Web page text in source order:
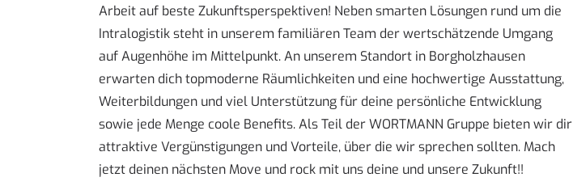
Arbeit auf beste Zukunftsperspektiven! Neben smarten Lösungen rund um die
Intralogistik steht in unserem familiären Team der wertschätzende Umgang
auf Augenhöhe im Mittelpunkt. An unserem Standort in Borgholzhausen
erwarten dich topmoderne Räumlichkeiten und eine hochwertige Ausstattung,
Weiterbildungen und viel Unterstützung für deine persönliche Entwicklung
sowie jede Menge coole Benefits. Als Teil der WORTMANN Gruppe bieten wir dir
attraktive Vergünstigungen und Vorteile, über die wir sprechen sollten. Mach
jetzt deinen nächsten Move und rock mit uns deine und unsere Zukunft!!